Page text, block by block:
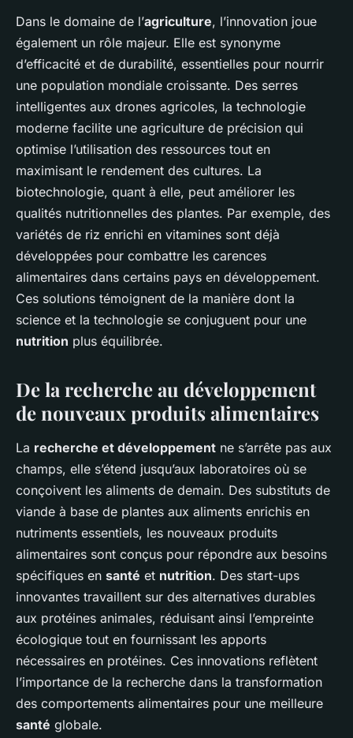
Dans le domaine de l’agriculture, l’innovation joue
également un rôle majeur. Elle est synonyme
d’efficacité et de durabilité, essentielles pour nourrir
une population mondiale croissante. Des serres
intelligentes aux drones agricoles, la technologie
moderne facilite une agriculture de précision qui
optimise l’utilisation des ressources tout en
maximisant le rendement des cultures. La
biotechnologie, quant à elle, peut améliorer les
qualités nutritionnelles des plantes. Par exemple, des
variétés de riz enrichi en vitamines sont déjà
développées pour combattre les carences
alimentaires dans certains pays en développement.
Ces solutions témoignent de la manière dont la
science et la technologie se conjuguent pour une
nutrition plus équilibrée.
De la recherche au développement
de nouveaux produits alimentaires
La recherche et développement ne s’arrête pas aux
champs, elle s’étend jusqu’aux laboratoires où se
conçoivent les aliments de demain. Des substituts de
viande à base de plantes aux aliments enrichis en
nutriments essentiels, les nouveaux produits
alimentaires sont conçus pour répondre aux besoins
spécifiques en santé et nutrition. Des start-ups
innovantes travaillent sur des alternatives durables
aux protéines animales, réduisant ainsi l’empreinte
écologique tout en fournissant les apports
nécessaires en protéines. Ces innovations reflètent
l’importance de la recherche dans la transformation
des comportements alimentaires pour une meilleure
santé globale.